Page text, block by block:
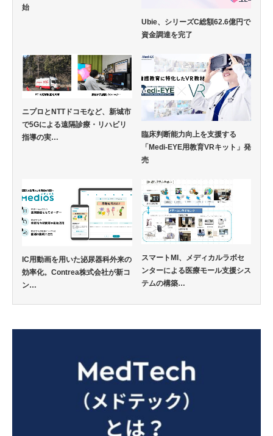
始
Ubie、シリーズC総額62.6億円で
資金調達を完了
ニプロとNTTドコモなど、新城市
で5Gによる遠隔診療・リハビリ
指導の実…
臨床判断能力向上を支援する
「Medi-EYE用教育VRキット」発
売
IC用動画を用いた泌尿器科外来の
効率化。Contrea株式会社が新コ
ン…
スマートMI、メディカルラボセ
ンターによる医療モール支援シス
テムの構築…